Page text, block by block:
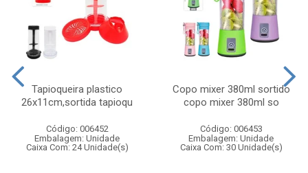
Tapioqueira plastico
26x11cm,sortida tapioqu
Código: 006452
Embalagem: Unidade
Caixa Com: 24 Unidade(s)
Copo mixer 380ml sortido
copo mixer 380ml so
Código: 006453
Embalagem: Unidade
Caixa Com: 30 Unidade(s)